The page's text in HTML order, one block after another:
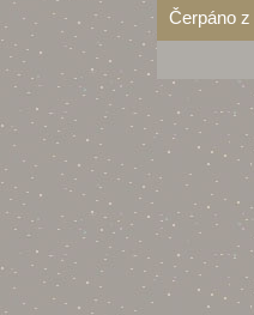
Čerpáno z